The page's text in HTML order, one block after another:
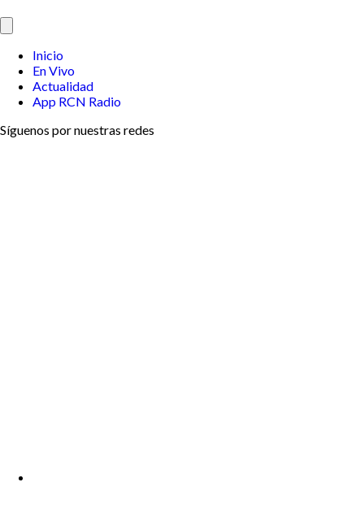
Inicio
En Vivo
Actualidad
App RCN Radio
Síguenos por nuestras redes